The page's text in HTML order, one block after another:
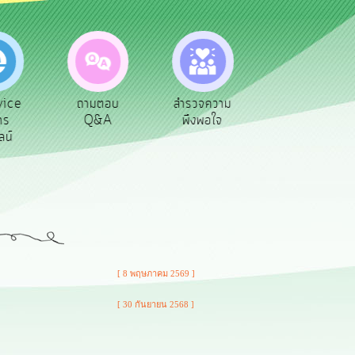
ตอบ
สำรวจความ
พึงพอใจ
ผู้รับเบีย
ยังชีพ
ประเมินภาษี
[ 8 พฤษภาคม 2569 ]
[ 30 กันยายน 2568 ]